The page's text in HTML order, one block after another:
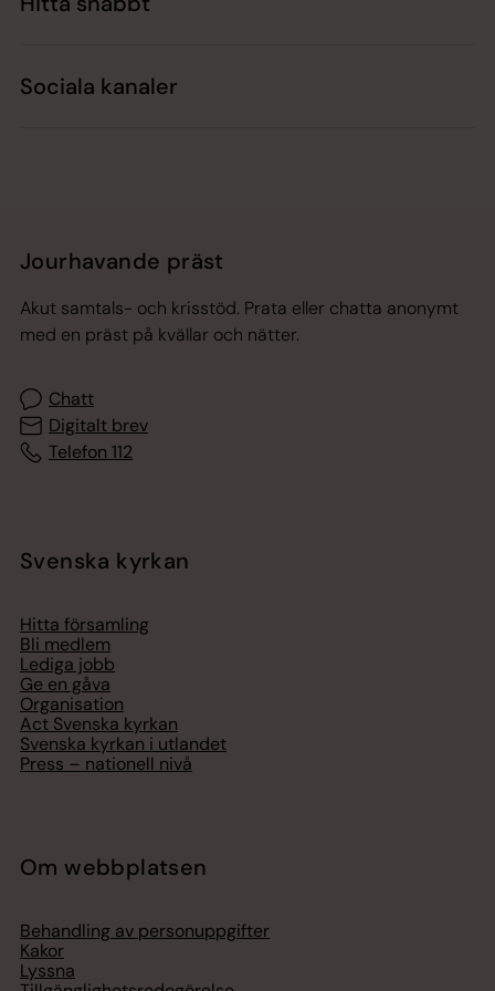
Sociala kanaler
Jourhavande präst
Akut samtals- och krisstöd. Prata eller chatta anonymt
med en präst på kvällar och nätter.
Chatt
Digitalt brev
Telefon 112
Svenska kyrkan
Hitta församling
Bli medlem
Lediga jobb
Ge en gåva
Organisation
Act Svenska kyrkan
Svenska kyrkan i utlandet
Press – nationell nivå
Om webbplatsen
Behandling av personuppgifter
Kakor
Lyssna